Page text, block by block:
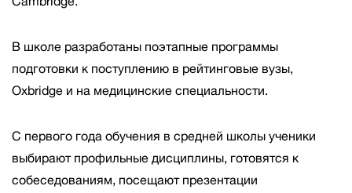
В школе разработаны поэтапные программы
подготовки к поступлению в рейтинговые вузы,
Oxbridge и на медицинские специальности.
С первого года обучения в средней школы ученики
выбирают профильные дисциплины, готовятся к
собеседованиям, посещают презентации